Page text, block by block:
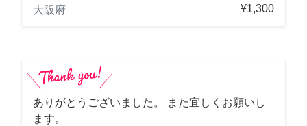
大阪府
¥1,300
ありがとうございました。 また宜しくお願いし
ます。